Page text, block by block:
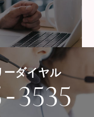
ーダイヤル
-3535